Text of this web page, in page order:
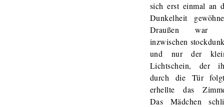
sich erst einmal an
Dunkelheit
Draußen war
inzwischen
und nur der
Lichtschein, der
durch die Tür
erhellte das
Das Mädchen